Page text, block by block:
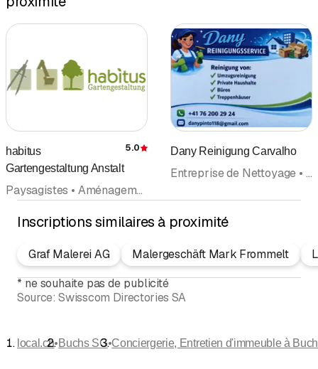
habitus
Gartengestaltung Anstalt
Évaluation
5.0
Paysagistes • Aménagements extérieurs • Entretien de jardin • Soins aux arbres • Conciergerie, Entretien d'immeuble • Pierres naturelles • Clôtures
Dany Reinigung Carvalho
Entreprise de Nettoyage • Nettoyage de bâtiments • Nettoyages et entretien • Facility Management • Nettoyage d'appartements • Conciergerie, Entretien d'immeuble • Déménagements
Inscriptions similaires à proximité
Graf Malerei AG Malergeschäft Mark Frommelt
*ne souhaite pas de publicité
Source: Swisscom Directories SA
local.ch•Buchs SG•Conciergerie, Entretien d'immeuble à